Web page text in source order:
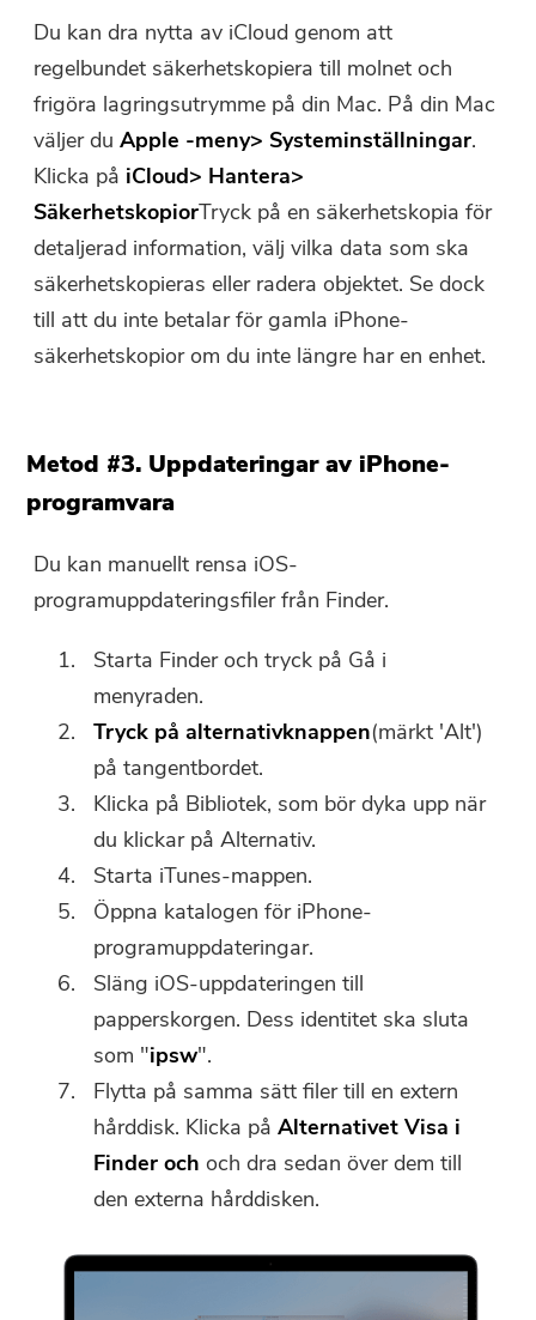
Du kan dra nytta av iCloud genom att
regelbundet säkerhetskopiera till molnet och
frigöra lagringsutrymme på din Mac. På din Mac
väljer duApple -meny> Systeminställningar.
Klicka på iCloud> Hantera>
SäkerhetskopiorTryck på en säkerhetskopia för
detaljerad information, välj vilka data som ska
säkerhetskopieras eller radera objektet. Se dock
till att du inte betalar för gamla iPhone-
säkerhetskopior om du inte längre har en enhet.
Metod #3. Uppdateringar av iPhone-
programvara
Du kan manuellt rensa iOS-
programuppdateringsfiler från Finder.
Starta Finder och tryck på Gå i
menyraden.
Tryck på alternativknappen(märkt 'Alt')
på tangentbordet.
Klicka på Bibliotek, som bör dyka upp när
du klickar på Alternativ.
Starta iTunes-mappen.
Öppna katalogen för iPhone-
programuppdateringar.
Släng iOS-uppdateringen till
papperskorgen. Dess identitet ska sluta
som "ipsw".
Flytta på samma sätt filer till en extern
hårddisk. Klicka påAlternativet Visa i
Finder och och dra sedan över dem till
den externa hårddisken.